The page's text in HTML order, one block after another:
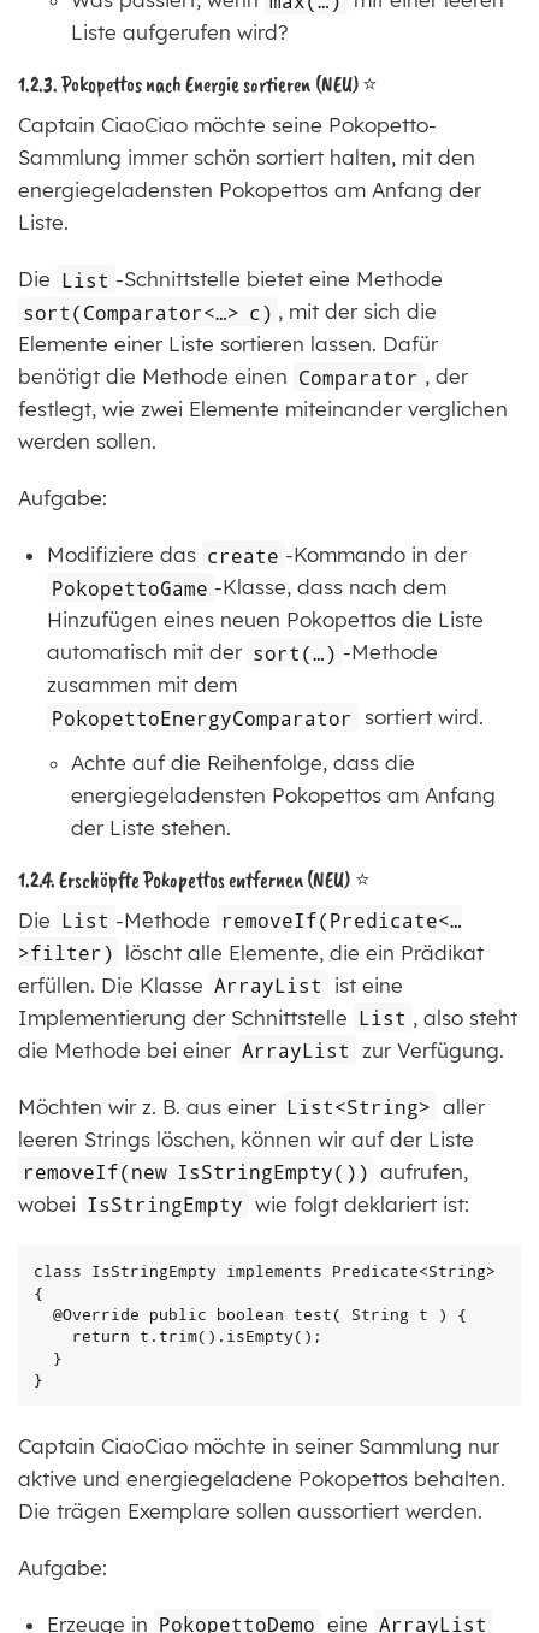
Liste aufgerufen wird?
1.2.3. Pokopettos nach Energie sortieren (NEU) ⭐
Captain CiaoCiao möchte seine Pokopetto-
Sammlung immer schön sortiert halten, mit den
energiegeladensten Pokopettos am Anfang der
Liste.
Die List -Schnittstelle bietet eine Methode
sort(Comparator<…​> c) , mit der sich die
Elemente einer Liste sortieren lassen. Dafür
benötigt die Methode einen Comparator , der
festlegt, wie zwei Elemente miteinander verglichen
werden sollen.
Aufgabe:
Modifiziere das create -Kommando in der
PokopettoGame -Klasse, dass nach dem
Hinzufügen eines neuen Pokopettos die Liste
automatisch mit der sort(…​) -Methode
zusammen mit dem
PokopettoEnergyComparator sortiert wird.
Achte auf die Reihenfolge, dass die
energiegeladensten Pokopettos am Anfang
der Liste stehen.
1.2.4. Erschöpfte Pokopettos entfernen (NEU) ⭐
Die List -Methode removeIf(Predicate<…​
>filter) löscht alle Elemente, die ein Prädikat
erfüllen. Die Klasse ArrayList
ist eine
Implementierung der Schnittstelle List , also steht
die Methode bei einer ArrayList zur Verfügung.
Möchten wir z. B. aus einer List<String> aller
leeren Strings löschen, können wir auf der Liste
removeIf(new IsStringEmpty()) aufrufen,
wobei IsStringEmpty wie folgt deklariert ist:
class IsStringEmpty implements Predicate<String>
{
}
Captain CiaoCiao möchte in seiner Sammlung nur
aktive und energiegeladene Pokopettos behalten.
Die trägen Exemplare sollen aussortiert werden.
Aufgabe:
Erzeuge in PokopettoDemo eine ArrayList